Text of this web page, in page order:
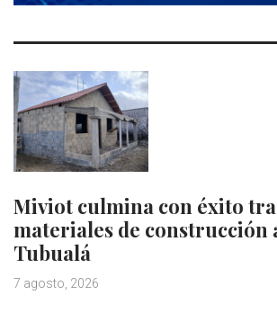
Miviot culmina con éxito
materiales de construcción
Tubualá
7 agosto, 2026